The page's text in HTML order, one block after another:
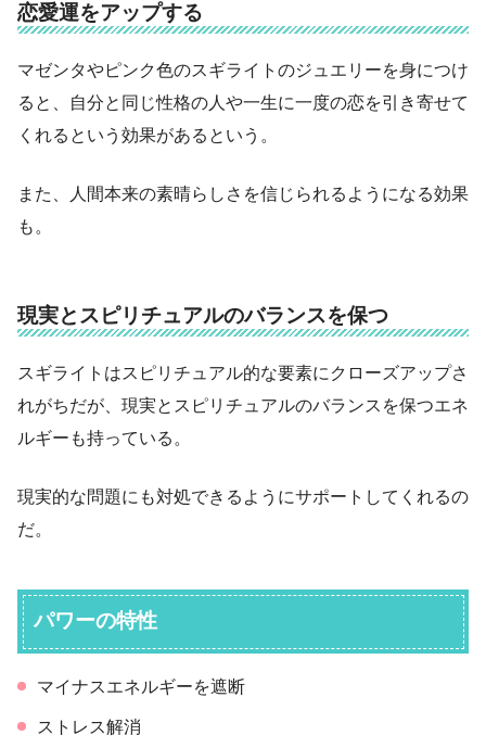
恋愛運をアップする
マゼンタやピンク色のスギライトのジュエリーを身につけ
ると、自分と同じ性格の人や一生に一度の恋を引き寄せて
くれるという効果があるという。
また、人間本来の素晴らしさを信じられるようになる効果
も。
現実とスピリチュアルのバランスを保つ
スギライトはスピリチュアル的な要素にクローズアップさ
れがちだが、現実とスピリチュアルのバランスを保つエネ
ルギーも持っている。
現実的な問題にも対処できるようにサポートしてくれるの
だ。
パワーの特性
マイナスエネルギーを遮断
ストレス解消